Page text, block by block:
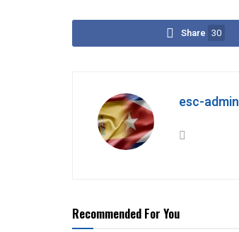
Share 30
esc-admin
Recommended For You